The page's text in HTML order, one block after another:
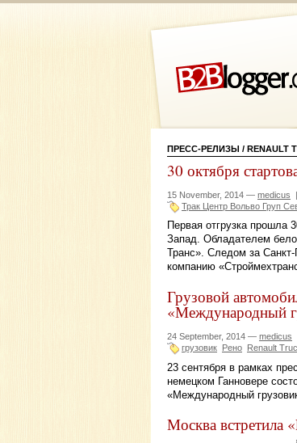
ПРЕСС-РЕЛИЗЫ / RENAULT
30 октября
15 November, 2014 — medicus |
Трак Центр Вольво Груп
Первая отгрузка прошла
Запад. Обладателем
Транс». Следом за
компанию
Грузовой
«Международный
24 September, 2014 — medicus
грузовик Рено Renault
23 сентября в рамках
немецком Ганновере
«Международный
Москва встретила